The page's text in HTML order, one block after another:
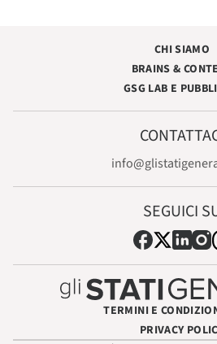
CHI SIAMO
BRAINS &
GSG LAB E
SEGUICI
TERMINI E
PRIVACY